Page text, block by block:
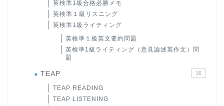
英検準1級合格必勝メモ
英検準１級リスニング
英検準1級ライティング
英検準１級英文要約問題
英検準1級ライティング（意見論述英作文）問
題
TEAP 16
TEAP READING
TEAP LISTENING